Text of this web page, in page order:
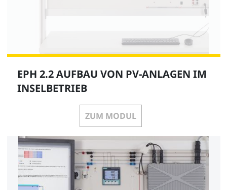
EPH 2.2 AUFBAU VON PV-ANLAGEN IM
INSELBETRIEB
ZUM MODUL